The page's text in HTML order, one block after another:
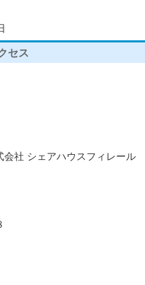
セス
会社 シェアハウスフィレール